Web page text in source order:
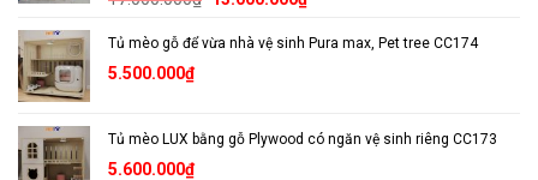
là:
tại
Tủ mèo gỗ để vừa nhà vệ sinh Pura max, Pet tree CC174
5.500.000₫
Tủ mèo LUX bằng gỗ Plywood có ngăn vệ sinh riêng CC173
5.600.000₫